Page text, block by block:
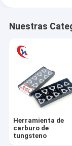
Piezas del
Herramienta
Barra de
Shell Milling
Nuestras
Herramienta de
carburo de
tungsteno